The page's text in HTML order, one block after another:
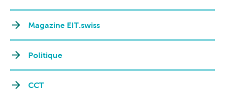
Magazine EIT.swiss
Politique
CCT